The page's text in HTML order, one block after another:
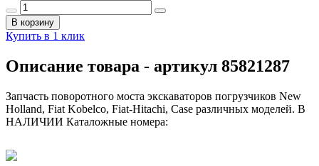
В корзину
Купить в 1 клик
Описание товара - артикул 85821287
Запчасть поворотного моста экскаваторов погрузчиков New
Holland, Fiat Kobelco, Fiat-Hitachi, Case различных моделей. В
НАЛИЧИИ Каталожные номера: